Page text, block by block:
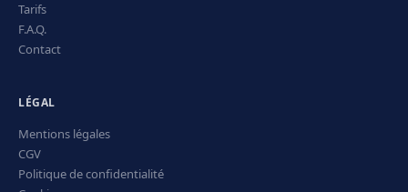
Tarifs
F.A.Q.
Contact
LÉGAL
Mentions légales
CGV
Politique de confidentialité